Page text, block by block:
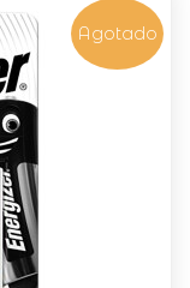
Agotado